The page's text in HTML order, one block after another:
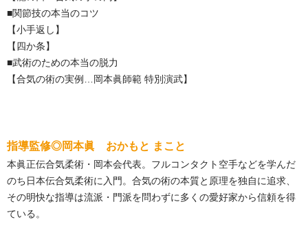
■関節技の本当のコツ
【小手返し】
【四か条】
■武術のための本当の脱力
【合気の術の実例…岡本眞師範 特別演武】
指導監修◎岡本眞 おかもと まこと
本眞正伝合気柔術・岡本会代表。フルコンタクト空手などを学んだ
のち日本伝合気柔術に入門。合気の術の本質と原理を独自に追求、
その明快な指導は流派・門派を問わずに多くの愛好家から信頼を得
ている。